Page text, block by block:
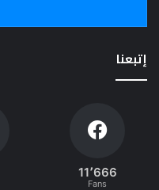
إتبعنا
11٬666
Fans